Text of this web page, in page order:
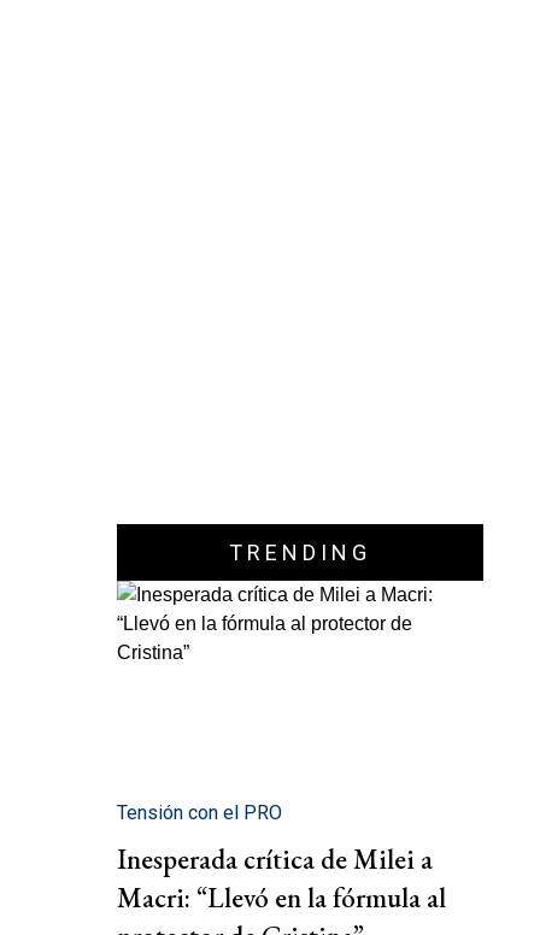
TRENDING
Tensión con el PRO
Inesperada crítica de Milei a
Macri: “Llevó en la fórmula al